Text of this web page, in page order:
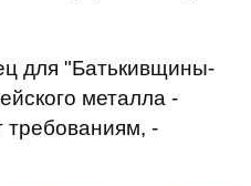
для "Батькивщины-
металла -
требованиям, -